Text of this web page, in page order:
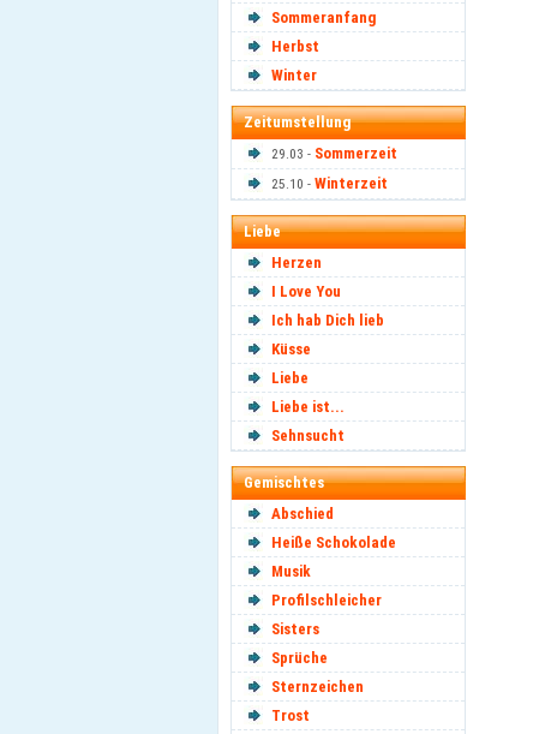
Sommeranfang
Herbst
Winter
Zeitumstellung
29.03 - Sommerzeit
25.10 - Winterzeit
Liebe
Herzen
I Love You
Ich hab Dich lieb
Küsse
Liebe
Liebe ist...
Sehnsucht
Gemischtes
Abschied
Heiße Schokolade
Musik
Profilschleicher
Sisters
Sprüche
Sternzeichen
Trost